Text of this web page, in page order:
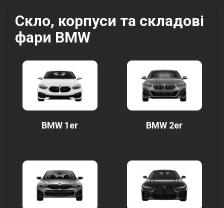
Скло, корпуси та складові
фари BMW
BMW 1er BMW 2er